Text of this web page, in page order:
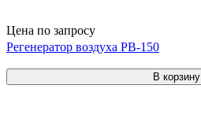
Цена по запросу
Регенератор воздуха РВ-150
В корзину